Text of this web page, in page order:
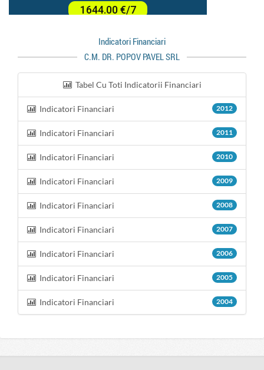
Indicatori Financiari
C.M. DR. POPOV PAVEL SRL
Tabel Cu Toti Indicatorii Financiari
Indicatori Financiari 2012
Indicatori Financiari 2011
Indicatori Financiari 2010
Indicatori Financiari 2009
Indicatori Financiari 2008
Indicatori Financiari 2007
Indicatori Financiari 2006
Indicatori Financiari 2005
Indicatori Financiari 2004